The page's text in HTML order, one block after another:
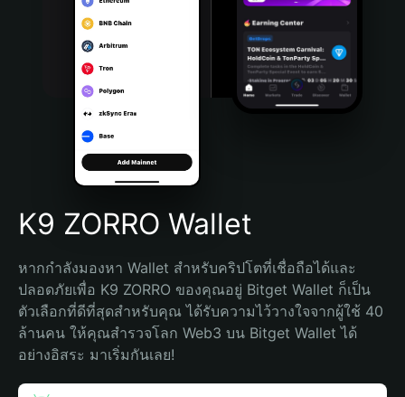
Português (Portugal)
Bahasa Indonesia
Português (Brasil)
Español (Argentina)
K9 ZORRO Wallet
หากกำลังมองหา Wallet สำหรับคริปโตที่เชื่อถือได้และ
ปลอดภัยเพื่อ K9 ZORRO ของคุณอยู่ Bitget Wallet ก็เป็น
ตัวเลือกที่ดีที่สุดสำหรับคุณ ได้รับความไว้วางใจจากผู้ใช้ 40
ล้านคน ให้คุณสำรวจโลก Web3 บน Bitget Wallet ได้
อย่างอิสระ มาเริ่มกันเลย!